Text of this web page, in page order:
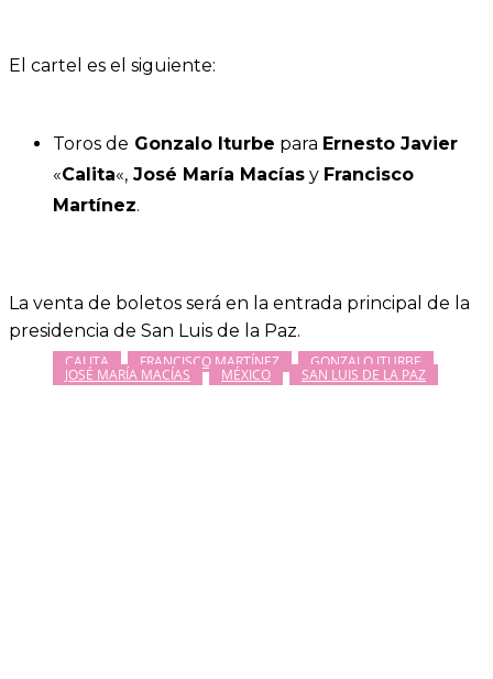
El cartel es el siguiente:
Toros de Gonzalo Iturbe para Ernesto Javier
«Calita«, José María Macías y Francisco
Martínez.
La venta de boletos será en la entrada principal de la
presidencia de San Luis de la Paz.
CALITA FRANCISCO MARTÍNEZ GONZALO ITURBE
JOSÉ MARÍA MACÍAS MÉXICO SAN LUIS DE LA PAZ